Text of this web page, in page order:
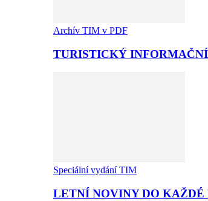
Archív TIM v PDF
TURISTICKÝ
Speciální vydání TIM
LETNÍ NOVINY DO KAŽDÉ